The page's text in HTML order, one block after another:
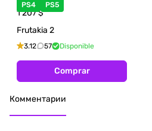
PS4 PS5
1 207$
Frutakia 2
3.12 57 Disponible
Comprar
Комментарии